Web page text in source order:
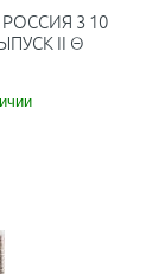
3 10
II Θ